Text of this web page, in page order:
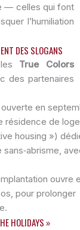
— celles qui font
l’humiliation
DES SLOGANS
True Colors
des partenaires
en
résidence de
housing »)
ouvre
pour prolonger
HOLIDAYS »